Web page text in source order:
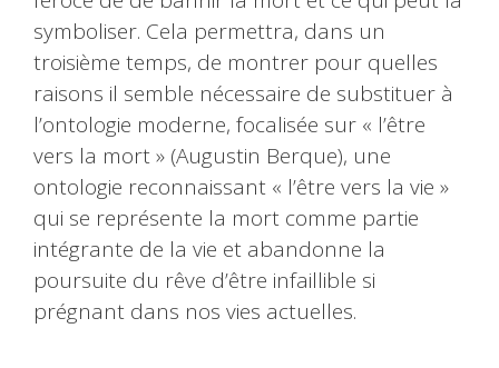
symboliser. Cela permettra, dans un
troisième temps, de montrer pour quelles
raisons il semble nécessaire de substituer à
l’ontologie moderne, focalisée sur « l’être
vers la mort » (Augustin Berque), une
ontologie reconnaissant « l’être vers la vie »
qui se représente la mort comme partie
intégrante de la vie et abandonne la
poursuite du rêve d’être infaillible si
prégnant dans nos vies actuelles.